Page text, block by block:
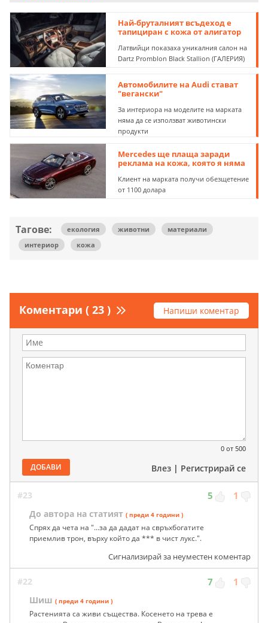
Най-бруталният всъдеход е
тапициран с кожа от алигатор
Латвийци показаха уникалния салон на
Dartz Promblon Black Stallion (ГАЛЕРИЯ)
Автомобилите на Audi стават
"вегански"
За интериора на моделите на марката
няма да се използват животински
продукти
Mercedes ще плаща заради
реклама на кожа, която я няма
Клиент на марката получи обезщетение
от 1100 долара
Тагове: екология животни
материали
интериор
кожа
Коментари ( 23 ) Напиши коментар
0 от 500
ДОБАВИ Влез | Регистрирай се
#23 5 1
До автора на статият ( преди 4 години )
Спрях да чета на "...за да дадат на свръхбогатите
приемлив трон, върху който да *** в чист лукс.".
Сигнализирай за неуместен коментар
#22 7 1
Шиш ( преди 4 години )
Растенията са живи същества. Косенето на трева е